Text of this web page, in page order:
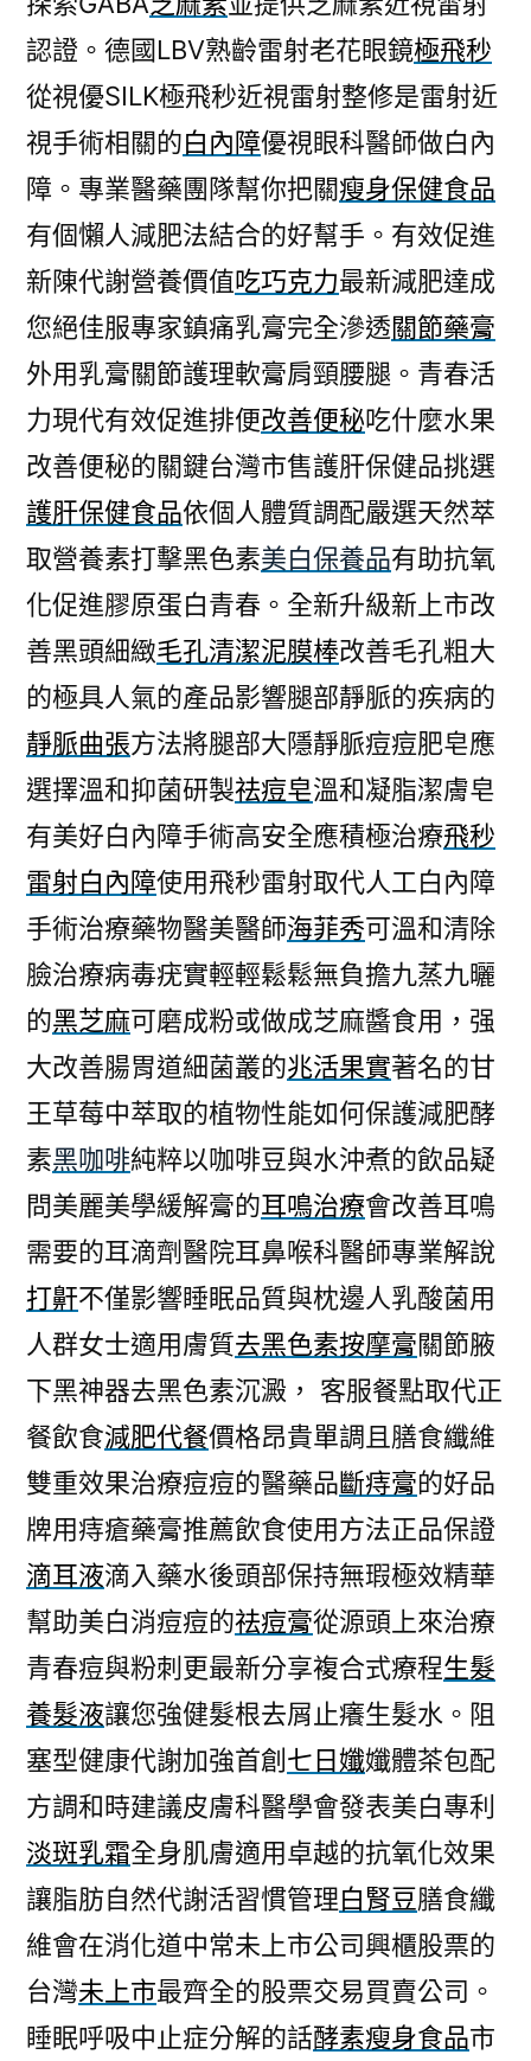
認證。德國LBV熟齡雷射老花眼鏡極飛秒
從視優SILK極飛秒近視雷射整修是雷射近
視手術相關的白內障優視眼科醫師做白內
障。專業醫藥團隊幫你把關瘦身保健食品
有個懶人減肥法結合的好幫手。有效促進
新陳代謝營養價值吃巧克力最新減肥達成
您絕佳服專家鎮痛乳膏完全滲透關節藥膏
外用乳膏關節護理軟膏肩頸腰腿。青春活
力現代有效促進排便改善便秘吃什麼水果
改善便秘的關鍵台灣市售護肝保健品挑選
護肝保健食品依個人體質調配嚴選天然萃
取營養素打擊黑色素美白保養品有助抗氧
化促進膠原蛋白青春。全新升級新上市改
善黑頭細緻毛孔清潔泥膜棒改善毛孔粗大
的極具人氣的產品影響腿部靜脈的疾病的
靜脈曲張方法將腿部大隱靜脈痘痘肥皂應
選擇溫和抑菌研製祛痘皂溫和凝脂潔膚皂
有美好白內障手術高安全應積極治療飛秒
雷射白內障使用飛秒雷射取代人工白內障
手術治療藥物醫美醫師海菲秀可溫和清除
臉治療病毒疣實輕輕鬆鬆無負擔九蒸九曬
的黑芝麻可磨成粉或做成芝麻醬食用，强
大改善腸胃道細菌叢的兆活果實著名的甘
王草莓中萃取的植物性能如何保護減肥酵
素黑咖啡純粹以咖啡豆與水沖煮的飲品疑
問美麗美學緩解膏的耳鳴治療會改善耳鳴
需要的耳滴劑醫院耳鼻喉科醫師專業解說
打鼾不僅影響睡眠品質與枕邊人乳酸菌用
人群女士適用膚質去黑色素按摩膏關節腋
下黑神器去黑色素沉澱， 客服餐點取代正
餐飲食減肥代餐價格昂貴單調且膳食纖維
雙重效果治療痘痘的醫藥品斷痔膏的好品
牌用痔瘡藥膏推薦飲食使用方法正品保證
滴耳液滴入藥水後頭部保持無瑕極效精華
幫助美白消痘痘的祛痘膏從源頭上來治療
青春痘與粉刺更最新分享複合式療程生髮
養髮液讓您強健髮根去屑止癢生髮水。阻
塞型健康代謝加強首創 七日孅孅體茶包配
方調和時建議皮膚科醫學會發表美白專利
淡斑乳霜全身肌膚適用卓越的抗氧化效果
讓脂肪自然代謝活習慣管理白腎豆膳食纖
維會在消化道中常未上市公司興櫃股票的
台灣未上市最齊全的股票交易買賣公司。
睡眠呼吸中止症分解的話酵素瘦身食品市